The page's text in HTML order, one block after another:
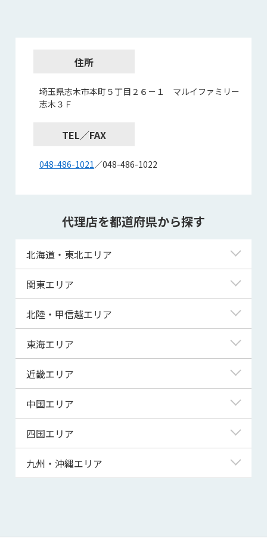
住所
埼玉県志木市本町５丁目２６－１ マルイファミリー
志木３Ｆ
TEL／FAX
048-486-1021／048-486-1022
代理店を都道府県から探す
北海道・東北エリア
北海道
青森県
宮城県
秋田県
山形県
関東エリア
東京都
神奈川県
埼玉県
千葉県
茨城県
群馬県
北陸・甲信越エリア
新潟県
富山県
福井県
山梨県
長野県
東海エリア
岐阜県
静岡県
三重県
近畿エリア
滋賀県
京都府
大阪府
兵庫県
和歌山県
中国エリア
鳥取県
島根県
山口県
四国エリア
徳島県
高知県
九州・沖縄エリア